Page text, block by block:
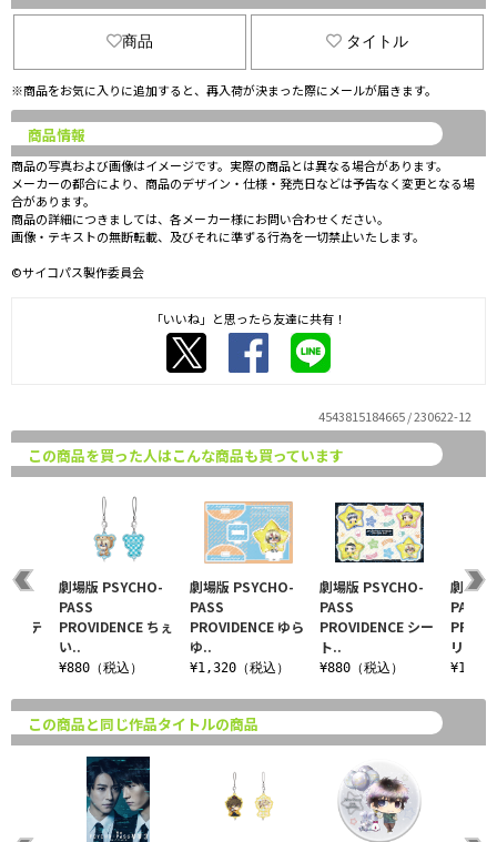
商品 タイトル
※商品をお気に入りに追加すると、再入荷が決まった際にメールが届きます。
商品情報
商品の写真および画像はイメージです。実際の商品とは異なる場合があります。
メーカーの都合により、商品のデザイン・仕様・発売日などは予告なく変更となる場
合があります。
商品の詳細につきましては、各メーカー様にお問い合わせください。
画像・テキストの無断転載、及びそれに準ずる行為を一切禁止いたします。
©サイコパス製作委員会
「いいね」と思ったら友達に共有！
4543815184665 / 230622-12
この商品を買った人はこんな商品も買っています
劇場版 PSYCHO-
PASS
PROVIDENCE ゆら
ゆ..
¥1,320（税込）
劇場版 PSYCHO-
PASS
PROVIDENCE シー
ト..
¥880（税込）
劇場版
PASS
リ..
¥1,100
ステ
劇場版 PSYCHO-
PASS
PROVIDENCE ちぇ
い..
¥880（税込）
この商品と同じ作品タイトルの商品